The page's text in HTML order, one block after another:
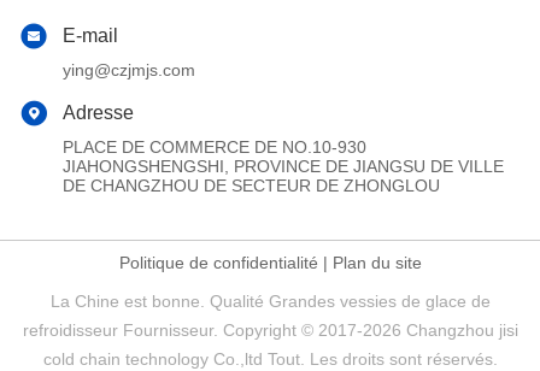
E-mail
ying@czjmjs.com
Adresse
PLACE DE COMMERCE DE NO.10-930
JIAHONGSHENGSHI, PROVINCE DE JIANGSU DE VILLE
DE CHANGZHOU DE SECTEUR DE ZHONGLOU
Politique de confidentialité | Plan du site
La Chine est bonne. Qualité Grandes vessies de glace de
refroidisseur Fournisseur. Copyright © 2017-2026 Changzhou jisi
cold chain technology Co.,ltd Tout. Les droits sont réservés.